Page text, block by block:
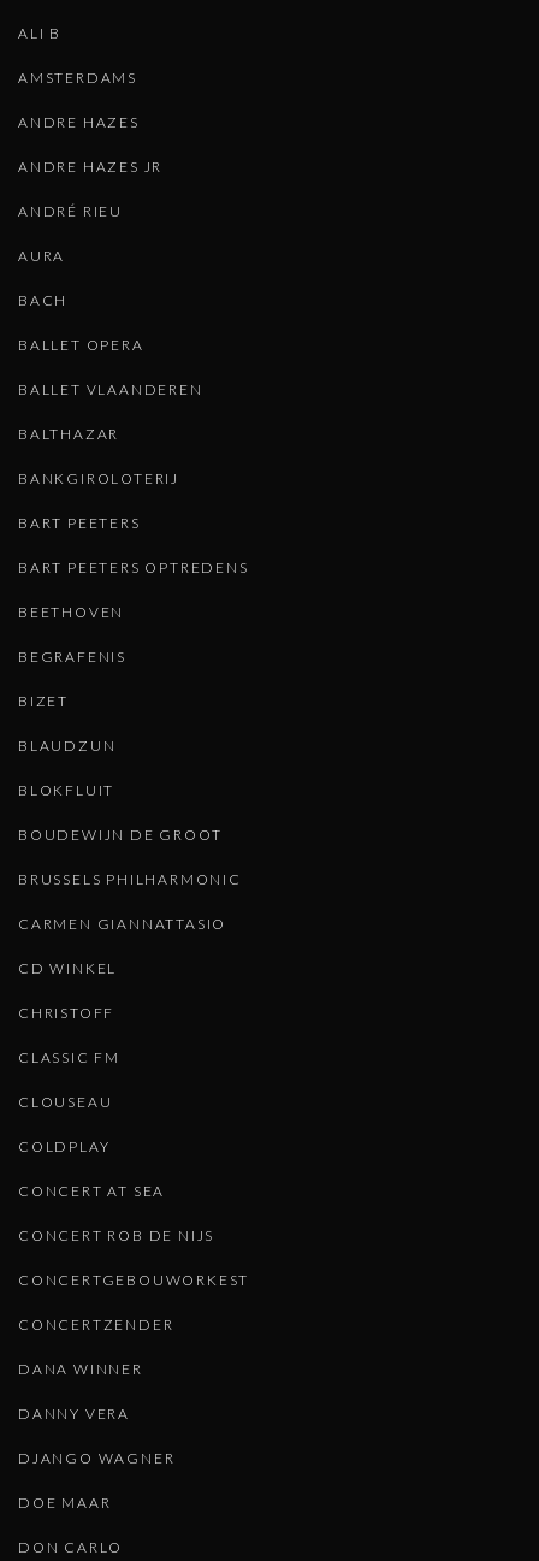
ALI B
AMSTERDAMS
ANDRE HAZES
ANDRE HAZES JR
ANDRÉ RIEU
AURA
BACH
BALLET OPERA
BALLET VLAANDEREN
BALTHAZAR
BANKGIROLOTERIJ
BART PEETERS
BART PEETERS OPTREDENS
BEETHOVEN
BEGRAFENIS
BIZET
BLAUDZUN
BLOKFLUIT
BOUDEWIJN DE GROOT
BRUSSELS PHILHARMONIC
CARMEN GIANNATTASIO
CD WINKEL
CHRISTOFF
CLASSIC FM
CLOUSEAU
COLDPLAY
CONCERT AT SEA
CONCERT ROB DE NIJS
CONCERTGEBOUWORKEST
CONCERTZENDER
DANA WINNER
DANNY VERA
DJANGO WAGNER
DOE MAAR
DON CARLO